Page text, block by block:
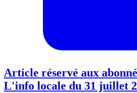
Article réservé aux
L'info locale du 31 juillet